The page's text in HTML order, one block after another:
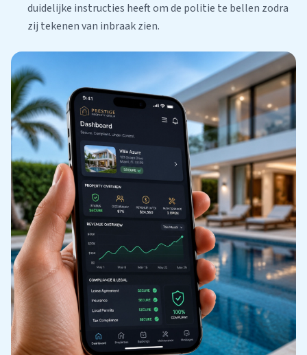
duidelijke instructies heeft om de politie te bellen zodra
zij tekenen van inbraak zien.